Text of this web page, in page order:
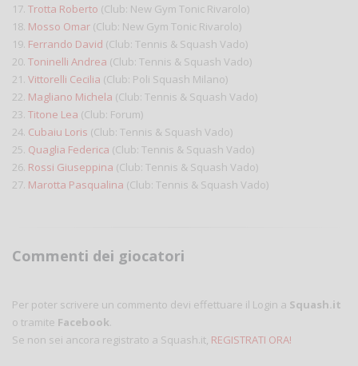
17. Trotta Roberto (Club: New Gym Tonic Rivarolo)
18. Mosso Omar (Club: New Gym Tonic Rivarolo)
19. Ferrando David (Club: Tennis & Squash Vado)
20. Toninelli Andrea (Club: Tennis & Squash Vado)
21. Vittorelli Cecilia (Club: Poli Squash Milano)
22. Magliano Michela (Club: Tennis & Squash Vado)
23. Titone Lea (Club: Forum)
24. Cubaiu Loris (Club: Tennis & Squash Vado)
25. Quaglia Federica (Club: Tennis & Squash Vado)
26. Rossi Giuseppina (Club: Tennis & Squash Vado)
27. Marotta Pasqualina (Club: Tennis & Squash Vado)
Commenti dei giocatori
Per poter scrivere un commento devi effettuare il Login a Squash.it
o tramite Facebook.
Se non sei ancora registrato a Squash.it, REGISTRATI ORA!